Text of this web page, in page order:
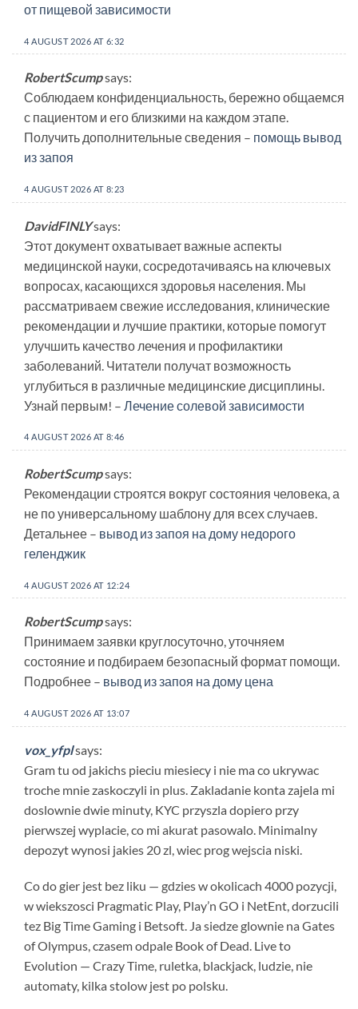
от пищевой зависимости
4 AUGUST 2026 AT 6:32
RobertScumpsays:
Соблюдаем конфиденциальность, бережно общаемся
с пациентом и его близкими на каждом этапе.
Получить дополнительные сведения – помощь вывод
из запоя
4 AUGUST 2026 AT 8:23
DavidFINLYsays:
Этот документ охватывает важные аспекты
медицинской науки, сосредотачиваясь на ключевых
вопросах, касающихся здоровья населения. Мы
рассматриваем свежие исследования, клинические
рекомендации и лучшие практики, которые помогут
улучшить качество лечения и профилактики
заболеваний. Читатели получат возможность
углубиться в различные медицинские дисциплины.
Узнай первым! – Лечение солевой зависимости
4 AUGUST 2026 AT 8:46
RobertScumpsays:
Рекомендации строятся вокруг состояния человека, а
не по универсальному шаблону для всех случаев.
Детальнее – вывод из запоя на дому недорого
геленджик
4 AUGUST 2026 AT 12:24
RobertScumpsays:
Принимаем заявки круглосуточно, уточняем
состояние и подбираем безопасный формат помощи.
Подробнее – вывод из запоя на дому цена
4 AUGUST 2026 AT 13:07
vox_yfplsays:
Gram tu od jakichs pieciu miesiecy i nie ma co ukrywac
troche mnie zaskoczyli in plus. Zakladanie konta zajela mi
doslownie dwie minuty, KYC przyszla dopiero przy
pierwszej wyplacie, co mi akurat pasowalo. Minimalny
depozyt wynosi jakies 20 zl, wiec prog wejscia niski.
Co do gier jest bez liku — gdzies w okolicach 4000 pozycji,
w wiekszosci Pragmatic Play, Play’n GO i NetEnt, dorzucili
tez Big Time Gaming i Betsoft. Ja siedze glownie na Gates
of Olympus, czasem odpale Book of Dead. Live to
Evolution — Crazy Time, ruletka, blackjack, ludzie, nie
automaty, kilka stolow jest po polsku.